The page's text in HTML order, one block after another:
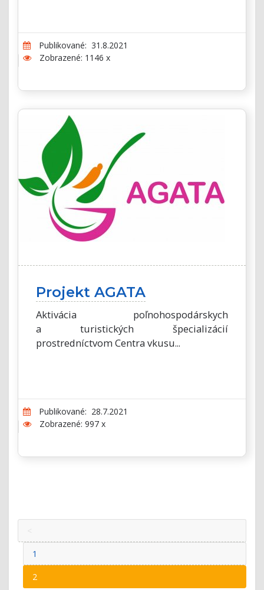
Publikované: 31.8.2021
Zobrazené: 1146 x
Projekt AGATA
Aktivácia poľnohospodárskych
a turistických špecializácií
prostredníctvom Centra vkusu...
Publikované: 28.7.2021
Zobrazené: 997 x
1
2